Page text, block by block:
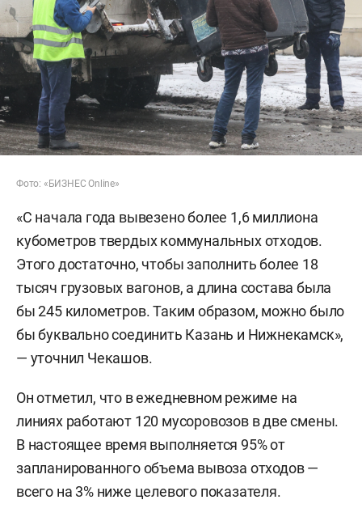
Фото: «БИЗНЕС Online»
«С начала года вывезено более 1,6 миллиона
кубометров твердых коммунальных отходов.
Этого достаточно, чтобы заполнить более 18
тысяч грузовых вагонов, а длина состава была
бы 245 километров. Таким образом, можно было
бы буквально соединить Казань и Нижнекамск»,
— уточнил Чекашов.
Он отметил, что в ежедневном режиме на
линиях работают 120 мусоровозов в две смены.
В настоящее время выполняется 95% от
запланированного объема вывоза отходов —
всего на 3% ниже целевого показателя.